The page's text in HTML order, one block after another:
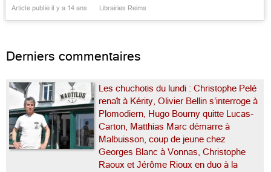
Bilal, Jean d’Ormesson, Amélie Nothomb ou
Article publié il y a 14 ans Librairies Reims
Derniers commentaires
Les chuchotis du lundi : Christophe Pelé
renaît à Kérity, Olivier Bellin s’interroge à
Plomodiern, Hugo Bourny quitte Lucas-
Carton, Matthias Marc démarre à
Malbuisson, coup de jeune chez
Georges Blanc à Vonnas, Christophe
Raoux et Jérôme Rioux en duo à la